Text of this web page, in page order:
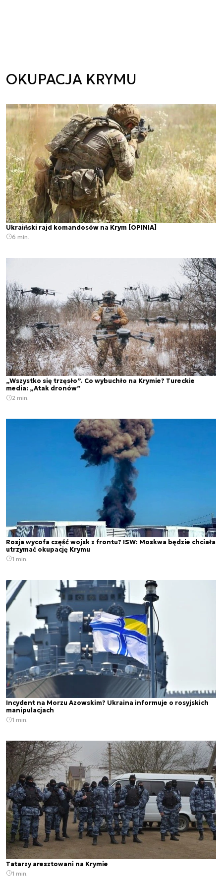
OKUPACJA KRYMU
Ukraiński rajd komandosów na Krym [OPINIA]
6 min.
„Wszystko się trzęsło”. Co wybuchło na Krymie? Tureckie
media: „Atak dronów”
2 min.
Rosja wycofa część wojsk z frontu? ISW: Moskwa będzie chciała
utrzymać okupację Krymu
1 min.
Incydent na Morzu Azowskim? Ukraina informuje o rosyjskich
manipulacjach
1 min.
Tatarzy aresztowani na Krymie
1 min.